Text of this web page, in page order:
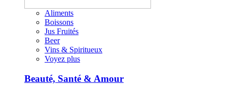
Aliments
Boissons
Jus Fruités
Beer
Vins & Spiritueux
Voyez plus
Beauté, Santé & Amour